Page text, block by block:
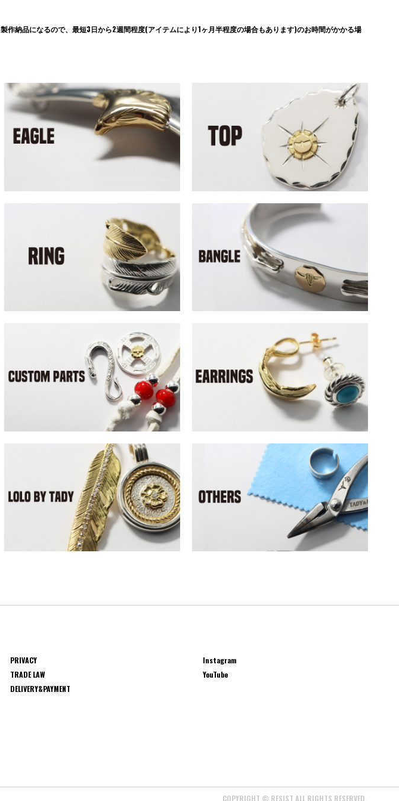
納品になるので、最短3日から2週間程度(アイテムにより1ヶ月半程度の場合もあります)のお時間がかかる場
PRIVACY
TRADE LAW
DELIVERY&PAYMENT
Instagram
YouTube
COPYRIGHT © RESIST ALL RIGHTS RESERVED.